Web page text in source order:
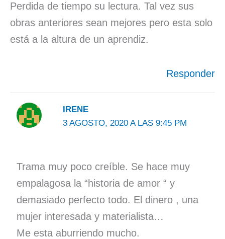
Perdida de tiempo su lectura. Tal vez sus
obras anteriores sean mejores pero esta solo
está a la altura de un aprendiz.
Responder
IRENE
3 AGOSTO, 2020 A LAS 9:45 PM
Trama muy poco creíble. Se hace muy
empalagosa la “historia de amor “ y
demasiado perfecto todo. El dinero , una
mujer interesada y materialista…
Me esta aburriendo mucho.